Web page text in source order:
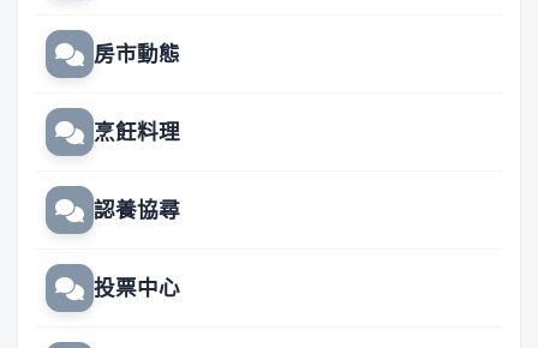
房市動態
烹飪料理
認養協尋
投票中心